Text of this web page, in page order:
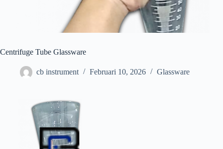
Centrifuge Tube Glassware
cb instrument Februari 10, 2026 Glassware